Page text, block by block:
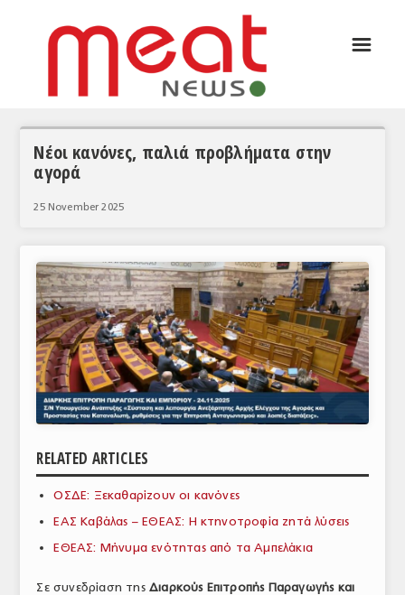
ΣΥΝΕΝΤΕΥΞΕΙΣ
ΘΕΜΑΤΑ
ΚΟΣΜΟΣ
ΕΙΔΗΣΕΙΣ
ΕΥΡΩΠΑΪΚΕΣ ΑΠΟΦΑΣΕΙΣ
ΘΕΜΑΤΑ
ΕΜΠΟΡΙΚΟΣ ΚΑΤΑΛΟΓΟΣ
ΠΑΡΑΓΩΓΗ & ΕΜΠΟΡΙΑ
☰
Νέοι κανόνες, παλιά προβλήματα στην
αγορά
25 November 2025
RELATED ARTICLES
ΟΣΔΕ: Ξεκαθαρίζουν οι κανόνες
ΕΑΣ Καβάλας – ΕΘΕΑΣ: Η κτηνοτροφία ζητά λύσεις
ΕΘΕΑΣ: Μήνυμα ενότητας από τα Αμπελάκια
Σε συνεδρίαση της Διαρκούς Επιτροπής Παραγωγής και